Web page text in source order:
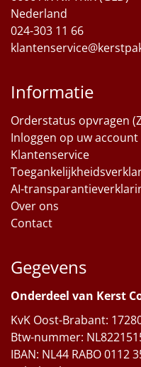
Nederland
024-303 11 66
Informatie
Orderstatus opvragen
Inloggen op uw account
Klantenservice
AI-
Over ons
Contact
Gegevens
Onderdeel van Kerst
KvK Oost-Brabant:
Btw-nummer:
IBAN: NL44 RABO 0112